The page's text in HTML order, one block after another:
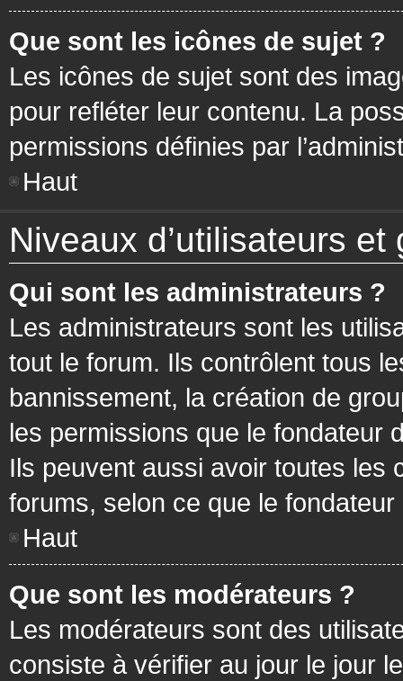
Que sont les icônes de sujet ?
Les icônes de sujet sont des
pour refléter leur contenu. La
permissions définies par
Haut
Niveaux d’utilisateurs et
Qui sont les administrateurs ?
Les administrateurs sont les
tout le forum. Ils contrôlent tous
bannissement, la création de
les permissions que le fondateur
Ils peuvent aussi avoir toutes les
forums, selon ce que le
Haut
Que sont les modérateurs ?
Les modérateurs sont des
consiste à vérifier au jour le jour